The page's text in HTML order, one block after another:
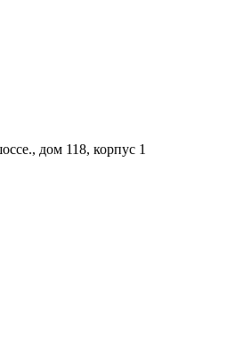
дом 118, корпус 1